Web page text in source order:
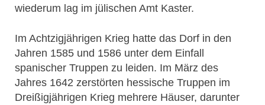
wiederum lag im jülischen Amt Kaster.
Im Achtzigjährigen Krieg hatte das Dorf in den
Jahren 1585 und 1586 unter dem Einfall
spanischer Truppen zu leiden. Im März des
Jahres 1642 zerstörten hessische Truppen im
Dreißigjährigen Krieg mehrere Häuser, darunter